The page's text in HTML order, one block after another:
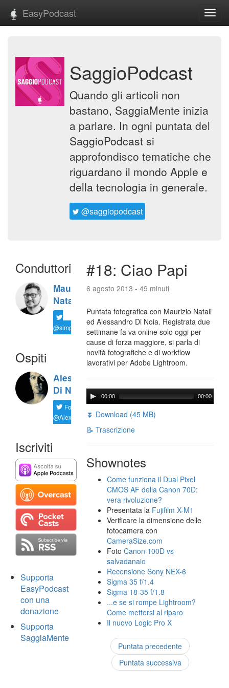
EasyPodcast
SaggioPodcast
Quando gli articoli non
bastano, SaggiaMente inizia
a parlare. In ogni puntata del
SaggioPodcast si
approfondisco tematiche che
riguardano il mondo Apple e
della tecnologia in generale.
@saggiopodcast
Conduttori
Maurizio
Natali
@simplemal
Ospiti
Alessandro
Di Noia
Follow
@AlexD75
Iscriviti
Supporta
EasyPodcast
con una
donazione
Supporta
SaggiaMente
#18: Ciao Papi
6 agosto 2013 - 49 minuti
Puntata fotografica con Maurizio Natali
ed Alessandro Di Noia. Registrata due
settimane fa va online solo oggi per
cause di forza maggiore, si parla di
novità fotografiche e di workflow
lavorativi per Adobe Lightroom.
00:00 00:00
⏬ Download (45 MB)
📝 Trascrizione
Shownotes
Come funziona il Dual Pixel
CMOS AF della Canon 70D:
vera rivoluzione?
Presentata la Fujifilm X-M1
Verificare la dimensione delle
fotocamera con
CameraSize.com
FotoCanon 100D vs
salvadanaio
Recensione Sony NEX-6
Sigma 35 f/1.4
Sigma 18-35 f/1.8
...e se si rompe Lightroom?
Come mettersi al riparo
Il nuovo Logic Pro X
Puntata precedente
Puntata successiva